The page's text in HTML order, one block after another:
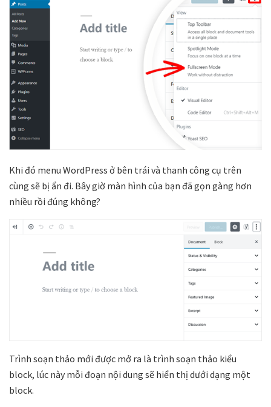
Khi đó menu WordPress ở bên trái và thanh công cụ trên
cùng sẽ bị ẩn đi. Bây giờ màn hình của bạn đã gọn gàng hơn
nhiều rồi đúng không?
Trình soạn thảo mới được mở ra là trình soạn thảo kiểu
block, lúc này mỗi đoạn nội dung sẽ hiển thị dưới dạng một
block.